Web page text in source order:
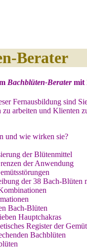
Berater
Bachblüten-Beratermit
Fernausbildung sind
zu arbeiten und Klienten
und wie wirken sie?
der Blütenmittel
der Anwendung
der 38 Bach-Blüten
Bach-Blüten
Hauptchakras
Register der
Bachblüten